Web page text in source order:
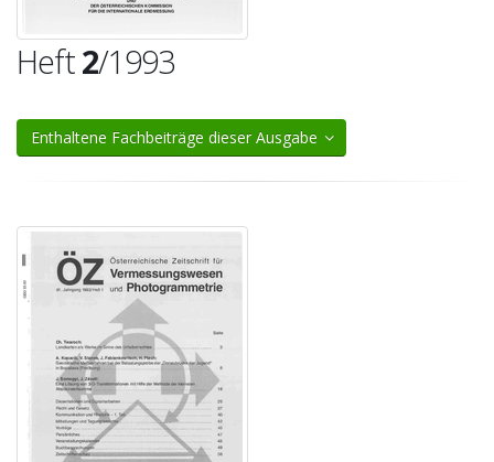
Heft2/1993
Enthaltene Fachbeiträge dieser Ausgabe